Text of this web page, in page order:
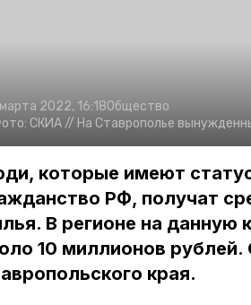
2022, 16:18Общество
СКИА // На Ставрополье
которые имеют
РФ, получат
В регионе на данную
10 миллионов
края.